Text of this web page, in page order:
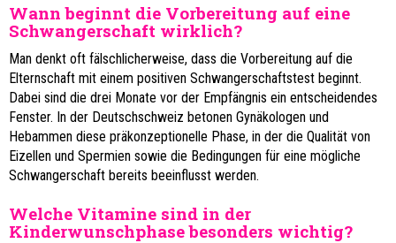
Wann beginnt die Vorbereitung auf eine
Schwangerschaft wirklich?
Man denkt oft fälschlicherweise, dass die Vorbereitung auf die
Elternschaft mit einem positiven Schwangerschaftstest beginnt.
Dabei sind die drei Monate vor der Empfängnis ein entscheidendes
Fenster. In der Deutschschweiz betonen Gynäkologen und
Hebammen diese präkonzeptionelle Phase, in der die Qualität von
Eizellen und Spermien sowie die Bedingungen für eine mögliche
Schwangerschaft bereits beeinflusst werden.
Welche Vitamine sind in der
Kinderwunschphase besonders wichtig?